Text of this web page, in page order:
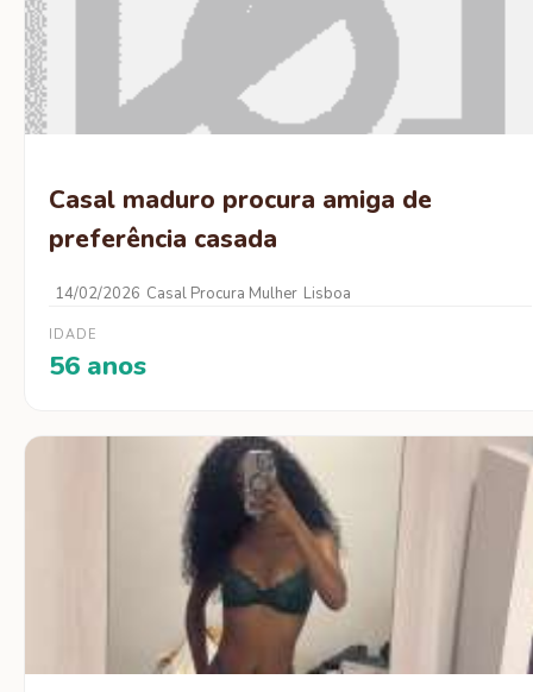
Casal maduro procura amiga de
preferência casada
14/02/2026 Casal Procura Mulher Lisboa
IDADE
56 anos